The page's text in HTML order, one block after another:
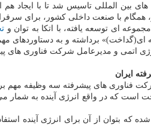
بین المللی تاسیس شد تا با ایجاد
همگام با صنعت داخلی کشور، برای
ای توسعه یافته، با اتکا به توان و
برداشته و به دستاوردهای
و مدیرعامل شرکت فناوری های پیشرفته
ایران
فناوری های پیشرفته سه وظیفه مهم
که در واقع انرژی آینده به شمار
شده که بتوان از آن برای انرژی